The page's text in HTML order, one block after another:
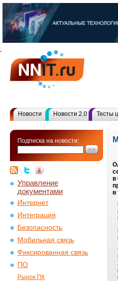
Новости Новости 2.0 Тесты
Подписка на новости:
Управление
документами
Интернет
Интеграция
Безопасность
Мобильная связь
Фиксированная связь
ПО
Рынок ПК
в
в